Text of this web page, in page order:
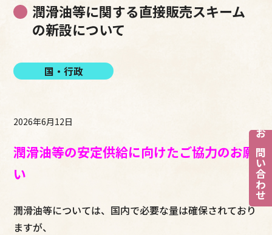
お問い合わせ
潤滑油等に関する直接販売スキーム
の新設について
国・行政
2026年6月12日
潤滑油等の安定供給に向けたご協力のお願
い
潤滑油等については、国内で必要な量は確保されており
ますが、